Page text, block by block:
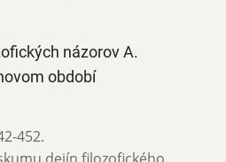
názorov A.
období
452.